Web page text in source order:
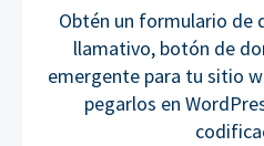
Obtén un formulario de
llamativo, botón de
emergente para tu sitio
pegarlos en